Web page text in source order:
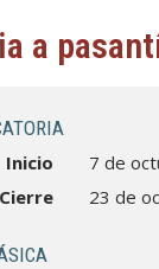
a
Inicio
7 de
Cierre
23 de